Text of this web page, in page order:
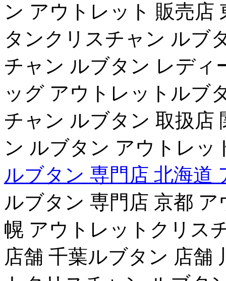
ン アウトレット 販売店
タンクリスチャン ルブ
チャン ルブタン レディ
ッグ アウトレットルブ
チャン ルブタン 取扱店
ン ルブタン アウトレッ
ルブタン 専門店 北海道
ルブタン 専門店 京都
幌 アウトレットクリス
店舗 千葉ルブタン 店舗